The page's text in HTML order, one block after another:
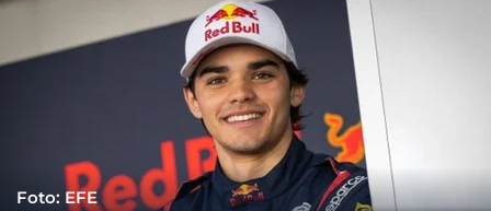
Foto: EFE